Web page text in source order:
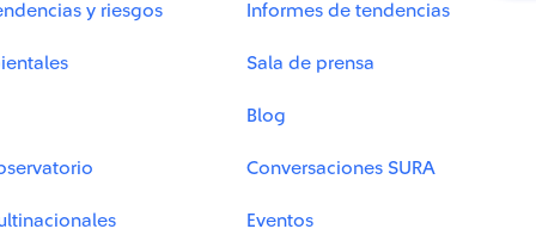
y riesgos Informes de tendencias
Sala de prensa
Blog
Conversaciones SURA
Eventos